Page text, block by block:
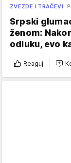
ZVEZDE I TRAČEVI
Srpski
ženom:
odluku, evo
Reaguj